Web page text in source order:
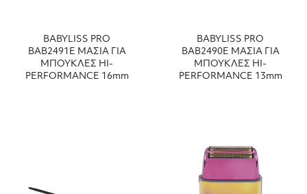
BABYLISS PRO
ΒΑΒ2491Ε ΜΑΣΙΑ ΓΙΑ
ΜΠΟΥΚΛΕΣ HI-
PERFORMANCE 16mm
BABYLISS PRO
ΒΑΒ2490Ε ΜΑΣΙΑ ΓΙΑ
ΜΠΟΥΚΛΕΣ HI-
PERFORMANCE 13mm